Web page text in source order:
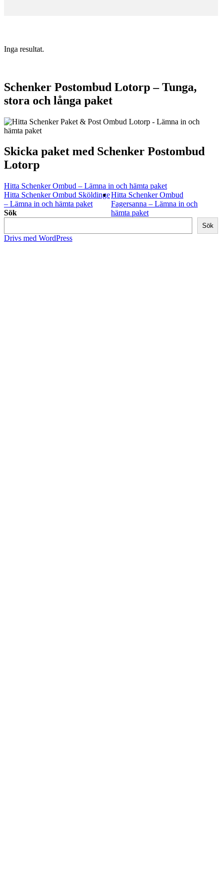
Inga resultat.
Schenker Postombud Lotorp – Tunga,
stora och långa paket
Skicka paket med Schenker Postombud
Lotorp
Hitta Schenker Ombud – Lämna in och hämta paket
Hitta Schenker Ombud Sköldinge
– Lämna in och hämta paket
Hitta Schenker Ombud
Fagersanna – Lämna in och
hämta paket
Sök
Sök
Drivs med WordPress